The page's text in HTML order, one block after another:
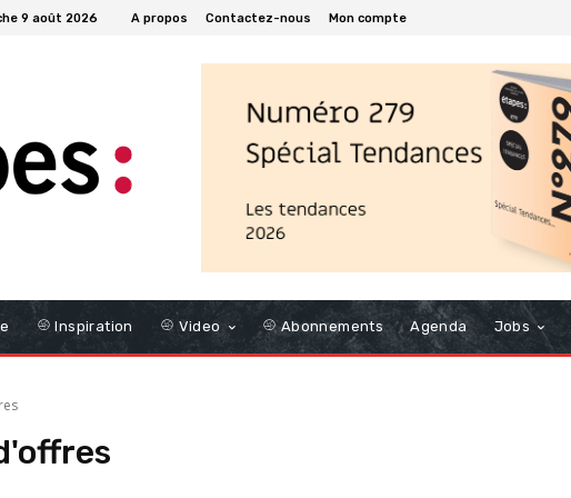
9 août 2026 A propos Contactez-nous Mon compte
Inspiration Video Abonnements Agenda Jobs